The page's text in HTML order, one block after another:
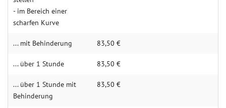
- im Bereich einer
scharfen Kurve
... mit Behin­derung 83,50 €
... über 1 Stunde 83,50 €
... über 1 Stunde mit
Behin­­derung
83,50 €